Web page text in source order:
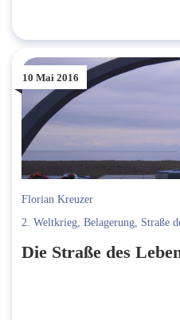
10 Mai 2016
Florian Kreuzer
2. Weltkrieg, Belagerung, Straße
Die Straße des